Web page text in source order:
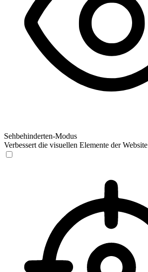
Sehbehinderten-Modus
Verbessert die visuellen Elemente der Website